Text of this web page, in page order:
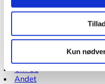
Kun
TCO Beregner for el-
Miljøstyrelsens TCO-
Puljer
Om Os
Andet